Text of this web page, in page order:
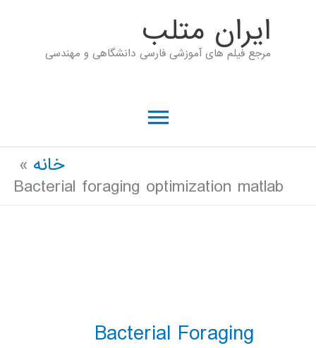
ايران متلب
مرجع فیلم های آموزشی فارسی دانشگاهی و مهندسی
فهرست
خانه
Bacterial foraging optimization matlab
Bacterial Foraging